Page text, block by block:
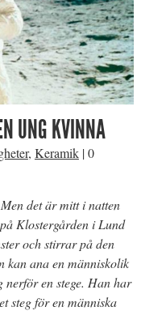
UNG KVINNA
, Keramik |0
det är mitt i natten
Klostergården i Lund
och stirrar på den
kan ana en människolik
en stege. Han har
steg för en människa